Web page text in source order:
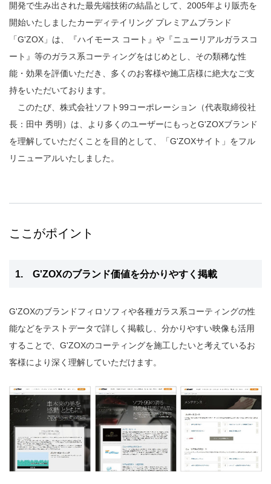
開発で生み出された最先端技術の結晶として、2005年より販売を
開始いたしましたカーディテイリング プレミアムブランド
「G'ZOX」は、『ハイモース コート』や『ニューリアルガラスコ
ート』等のガラス系コーティングをはじめとし、その類稀な性
能・効果を評価いただき、多くのお客様や施工店様に絶大なご支
持をいただいております。
このたび、株式会社ソフト99コーポレーション（代表取締役社
長：田中 秀明）は、より多くのユーザーにもっとG'ZOXブランド
を理解していただくことを目的として、「G'ZOXサイト」をフル
リニューアルいたしました。
ここがポイント
1. G'ZOXのブランド価値を分かりやすく掲載
G'ZOXのブランドフィロソフィや各種ガラス系コーティングの性
能などをテストデータで詳しく掲載し、分かりやすい映像も活用
することで、G'ZOXのコーティングを施工したいと考えているお
客様により深く理解していただけます。